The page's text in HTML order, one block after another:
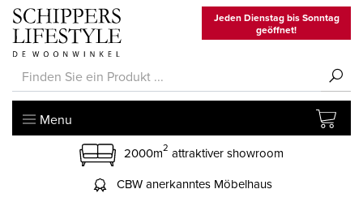
Jeden Dienstag bis Sonntag
geöffnet!
Menu
2000m2 attraktiver showroom
CBW anerkanntes Möbelhaus